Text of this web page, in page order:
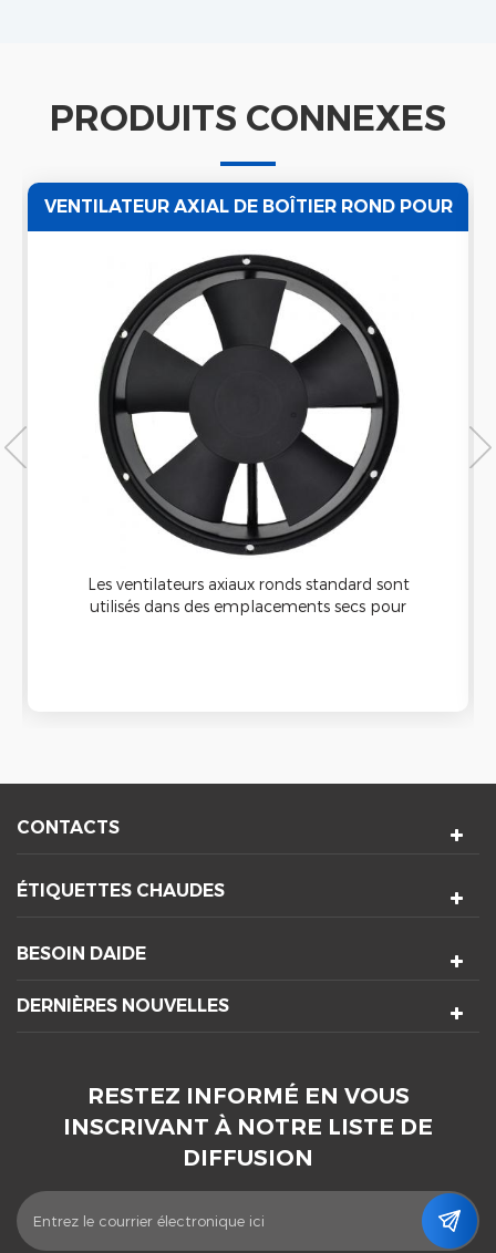
PRODUITS CONNEXES
VENTILATEUR AXIAL DE BOÎTIER ROND POUR
VENTILATION D'AIR 220 / 50HZ
Les ventilateurs axiaux ronds standard sont
utilisés dans des emplacements secs pour
CONTACTS
ÉTIQUETTES CHAUDES
BESOIN DAIDE
DERNIÈRES NOUVELLES
RESTEZ INFORMÉ EN VOUS
INSCRIVANT À NOTRE LISTE DE
DIFFUSION